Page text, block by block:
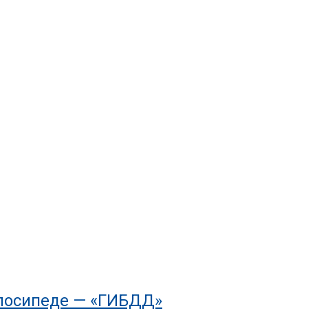
— «ГИБДД»